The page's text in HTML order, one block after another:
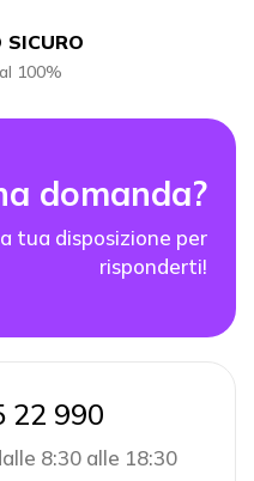
SICURO
100%
domanda?
tua disposizione per
risponderti!
22 990
8:30 alle 18:30